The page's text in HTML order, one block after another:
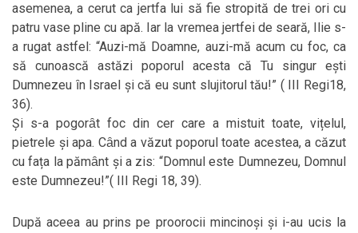
asemenea, a cerut ca jertfa lui să fie stropită de trei ori cu
patru vase pline cu apă. Iar la vremea jertfei de seară, Ilie s-
a rugat astfel: “Auzi-mă Doamne, auzi-mă acum cu foc, ca
să cunoască astăzi poporul acesta că Tu singur ești
Dumnezeu ȋn Israel și că eu sunt slujitorul tău!” ( III Regi18,
36).
Și s-a pogorȃt foc din cer care a mistuit toate, vițelul,
pietrele și apa. Cȃnd a văzut poporul toate acestea, a căzut
cu fața la pămȃnt și a zis: “Domnul este Dumnezeu, Domnul
este Dumnezeu!”( III Regi 18, 39).
După aceea au prins pe proorocii mincinoși și i-au ucis la